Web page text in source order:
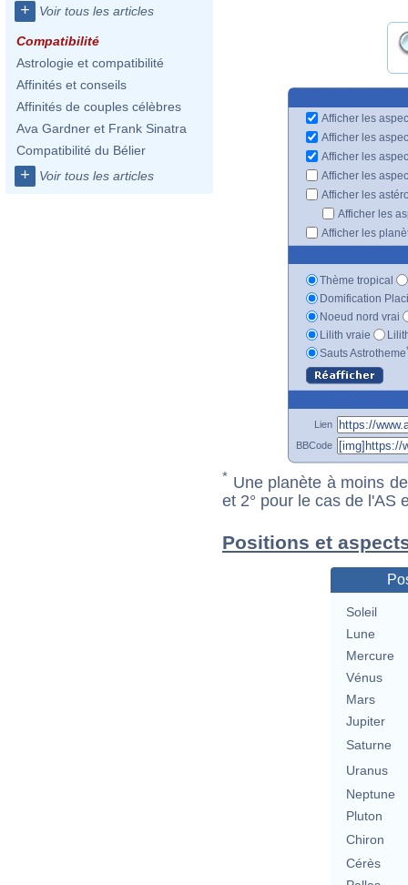
+ Voir tous les articles
Compatibilité
Astrologie et compatibilité
Affinités et conseils
Affinités de couples célèbres
Ava Gardner et Frank Sinatra
Compatibilité du Bélier
+ Voir tous les articles
Afficher les
Afficher les
Afficher les
Afficher les
Afficher les
Afficher les
Afficher les
Thème tropical
Domification
Noeud nord vrai
Lilith vraie
Sauts Astrotheme
Lien
BBCode
* Une planète à moins
et 2° pour le cas de l'AS
Positions et
Soleil
Lune
Mercure
Vénus
Mars
Jupiter
Saturne
Uranus
Neptune
Pluton
Chiron
Cérès